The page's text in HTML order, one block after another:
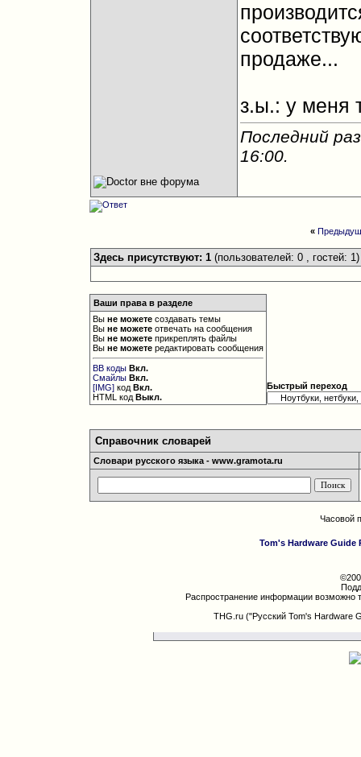
продаже...
з.ы.: у меня
Последний
16:00.
«
Здесь присутствуют: 1 (пользователей: 0 , гостей: 1)
Ваши права в разделе
Выне можете создавать темы
Выне можете отвечать на сообщения
Выне можете прикреплять файлы
Выне можете редактировать сообщения
BB коды Вкл.
Смайлы Вкл.
[IMG] кодВкл.
HTML кодВыкл.
Быстрый переход
Справочник словарей
Словари русского языка - www.gramota.ru
Часовой
Tom's Hardware Guide
Распространение информации возможно
THG.ru ("Русский Tom's Hardware